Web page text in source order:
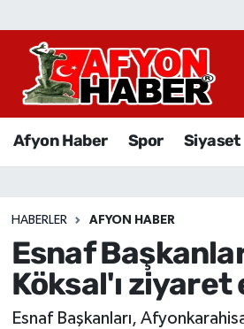
Afyon Haber Spor Siyaset
HABERLER AFYON HABER
Esnaf
Köksal'ı
Esnaf Başkanları,
Afyon Haber
Sağlık
Eğitim